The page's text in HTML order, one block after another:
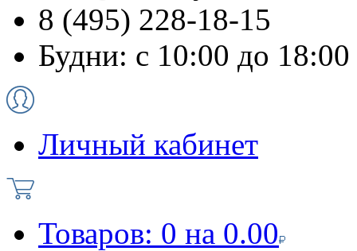
8 (495) 228-18-15
Будни: с 10:00 до 18:00
Личный кабинет
Товаров: 0 на 0.00